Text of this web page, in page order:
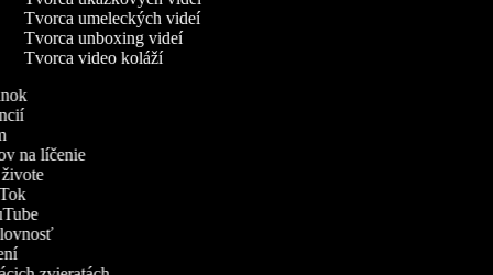
Tvorca umeleckých videí
Tvorca unboxing videí
Tvorca video koláží
na líčenie